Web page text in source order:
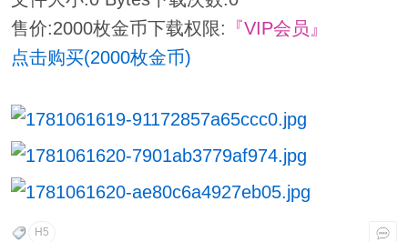
售价:2000枚金币下载权限: 『VIP会员』
点击购买(2000枚金币)
H5